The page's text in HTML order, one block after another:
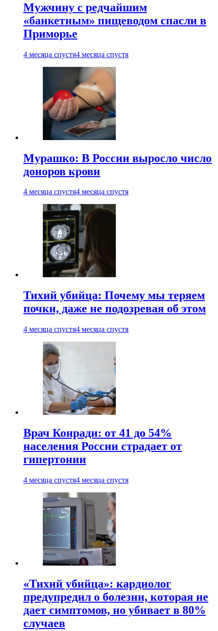
Мужчину с редчайшим
«банкетным» пищеводом спасли в
Приморье
4 месяца спустя4 месяца спустя
Мурашко: В России выросло число
доноров крови
4 месяца спустя4 месяца спустя
Тихий убийца: Почему мы теряем
почки, даже не подозревая об этом
4 месяца спустя4 месяца спустя
Врач Конради: от 41 до 54%
населения России страдает от
гипертонии
4 месяца спустя4 месяца спустя
«Тихий убийца»: кардиолог
предупредил о болезни, которая не
дает симптомов, но убивает в 80%
случаев